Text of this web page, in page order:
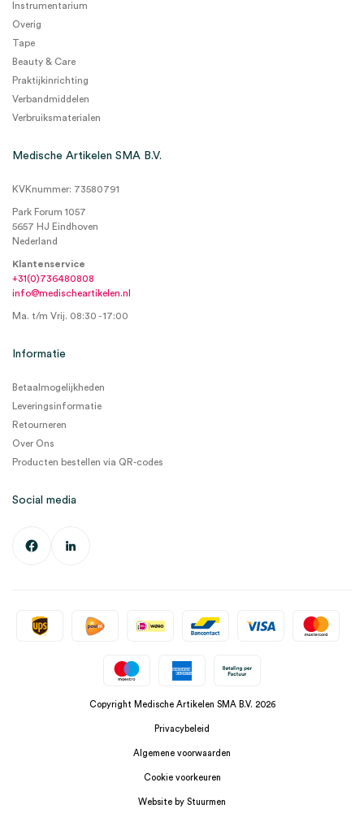
Instrumentarium
Overig
Tape
Beauty & Care
Praktijkinrichting
Verbandmiddelen
Verbruiksmaterialen
Medische Artikelen SMA B.V.
KVKnummer: 73580791
Park Forum 1057
5657 HJ Eindhoven
Nederland
Klantenservice
+31(0)736480808
info@medischeartikelen.nl
Ma. t/m Vrij. 08:30 - 17:00
Informatie
Betaalmogelijkheden
Leveringsinformatie
Retourneren
Over Ons
Producten bestellen via QR-codes
Social media
Copyright Medische Artikelen SMA B.V. 2026
Privacybeleid
Algemene voorwaarden
Cookie voorkeuren
Website by Stuurmen